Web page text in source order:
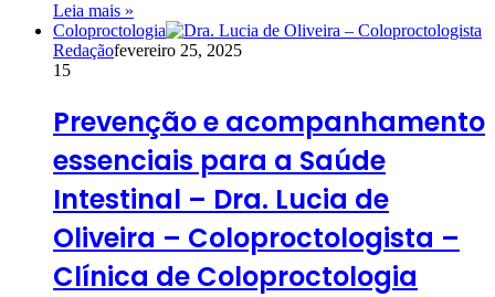
Leia mais »
Coloproctologia
Redaçãofevereiro 25, 2025
15
Prevenção e acompanhamento
essenciais para a Saúde
Intestinal – Dra. Lucia de
Oliveira – Coloproctologista –
Clínica de Coloproctologia